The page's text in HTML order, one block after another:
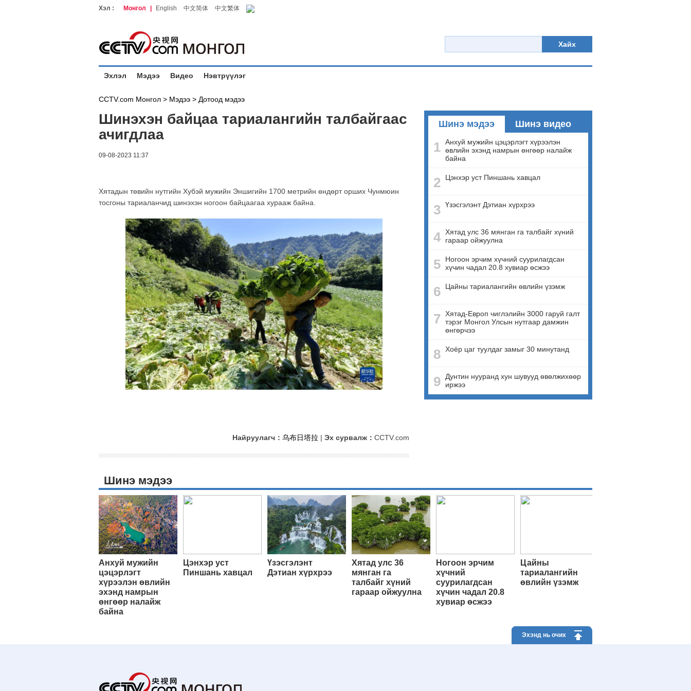
Хэл : Монгол English 中文简体 中文繁体
Хайх
Эхлэл Мэдээ Видео Нэвтрүүлэг
CCTV.com Монгол > Мэдээ > Дотоод мэдээ
Шинэхэн байцаа тариалангийн талбайгаас
ачигдлаа
09-08-2023 11:37
Хятадын төвийн нутгийн Хубэй мужийн Эншигийн 1700 метрийн өндөрт орших Чунмюин
тосгоны тариаланчид шинэхэн ногоон байцаагаа хурааж байна.
Найруулагч： 乌布日塔拉 | Эх сурвалж： CCTV.com
Шинэ мэдээ Шинэ видео
1 Анхуй мужийн цэцэрлэгт хүрээлэн
өвлийн эхэнд намрын өнгөөр налайж
байна
2 Цэнхэр уст Пиншань хавцал
3 Үзэсгэлэнт Дэтиан хүрхрээ
4 Хятад улс 36 мянган га талбайг хүний
гараар ойжуулна
5
Ногоон эрчим хүчний суурилагдсан
хүчин чадал 20.8 хувиар өсжээ
6 Цайны тариалангийн өвлийн үзэмж
7
Хятад-Европ чиглэлийн 3000 гаруй галт
тэрэг Монгол Улсын нутгаар дамжин
өнгөрчээ
8 Хоёр цаг туулдаг замыг 30 минутанд
9
Дунтин нууранд хун шувууд өвөлжихөөр
иржээ
Шинэ мэдээ
Анхуй мужийн
цэцэрлэгт
хүрээлэн өвлийн
эхэнд намрын
өнгөөр налайж
байна
Цэнхэр уст
Пиншань хавцал
Үзэсгэлэнт
Дэтиан хүрхрээ
Хятад улс 36
мянган га
талбайг хүний
гараар ойжуулна
Ногоон эрчим
хүчний
суурилагдсан
хүчин чадал 20.8
хувиар өсжээ
Цайны
тариалангийн
өвлийн үзэмж
Эхэнд нь очих